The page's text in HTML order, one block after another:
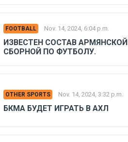
FOOTBALL Nov. 14, 2024, 6:04 p.m.
ИЗВЕСТЕН СОСТАВ АРМЯНСКОЙ
СБОРНОЙ ПО ФУТБОЛУ.
OTHER SPORTS Nov. 14, 2024, 3:32 p.m.
БКМА БУДЕТ ИГРАТЬ В АХЛ